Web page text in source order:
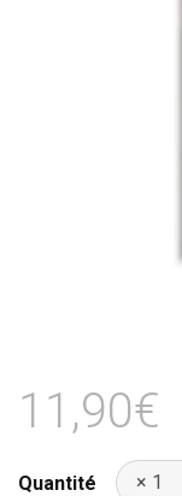
11,90€
Quantité